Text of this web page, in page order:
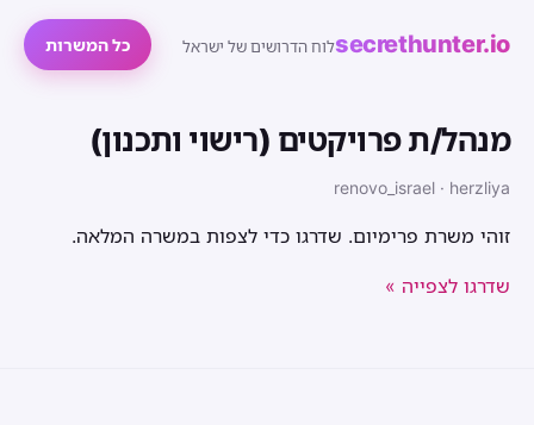
secrethunter.ioלוח הדרושים של ישראל כל המשרות
מנהל/ת פרויקטים (רישוי ותכנון)
renovo_israel · herzliya
זוהי משרת פרימיום. שדרגו כדי לצפות במשרה המלאה.
שדרגו לצפייה »